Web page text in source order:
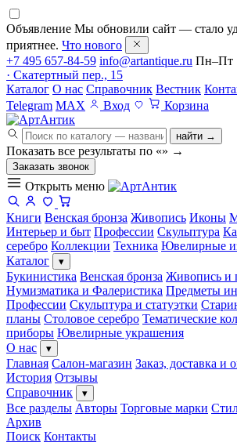
Объявление Мы обновили сайт — стало
приятнее. Что нового
+7 495 657-84-59 info@artantique.ru Пн–Пт
· Скатертный пер., 15
Каталог О нас Справочник Вестник
Telegram MAX Вход Корзина
найти →
Показать все результаты по «» →
Заказать звонок
Открыть меню
Книги Венская бронза Живопись Иконы
Интерьер и быт Профессии Скульптура
серебро Коллекции Техника Ювелирные
Каталог
▾
Букинистика Венская бронза Живопись и
Нумизматика и Фалеристика Предметы
Профессии Скульптура и статуэтки
планы Столовое серебро Тематические
приборы Ювелирные украшения
О нас
▾
Главная Салон-магазин Заказ, доставка и
История Отзывы
Справочник
▾
Все разделы Авторы Торговые марки
Архив
Поиск Контакты